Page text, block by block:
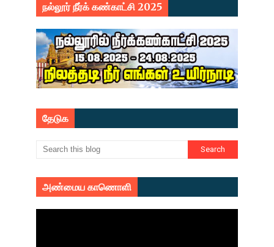
நல்லூர் நீர்க் கண்காட்சி 2025
தேடுக
அண்மைய காணொளி